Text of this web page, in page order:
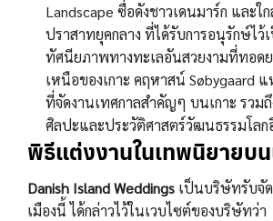
Landscape ซื่อดังชาวเดนมาร์ก และ
ปราสาทยุคกลาง ที่ได้รับการอนุรักษ์ไว้
ทัศนียภาพทางทะเลอันสวยงามที่ทอด
เหนือของเกาะ คฤหาสน์ Søbygaard
ที่จัดงานเทศกาลสำคัญๆ บนเกาะ รวม
ศิลปะและประวัติศาสตร์วัฒนธรรมโลก
พิธีแต่งงานในเทพนิยายบน
Danish Island Weddings เป็นบริษัทรับจั
เมืองนี้ ได้กล่าวไว้ในเวบไซต์ของบริษัทว่า